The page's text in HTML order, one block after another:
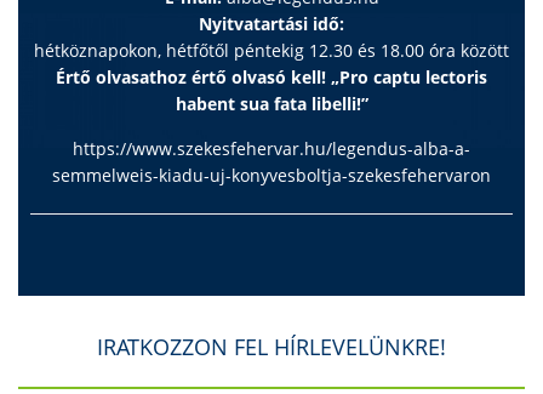
Nyitvatartási idő:
hétköznapokon, hétfőtől péntekig 12.30 és 18.00 óra között
Értő olvasathoz értő olvasó kell! „Pro captu lectoris
habent sua fata libelli!”
https://www.szekesfehervar.hu/legendus-alba-a-
semmelweis-kiadu-uj-konyvesboltja-szekesfehervaron
IRATKOZZON FEL HÍRLEVELÜNKRE!